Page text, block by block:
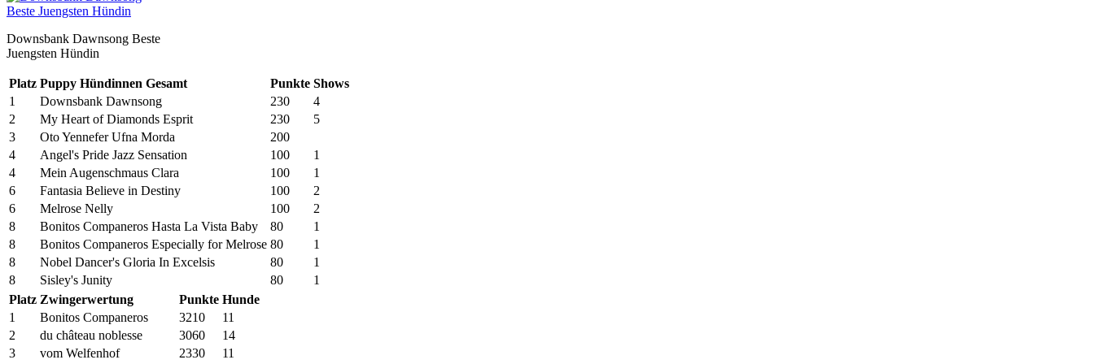
Downsbank Dawnsong Beste
Juengsten Hündin
Platz Puppy Hündinnen Gesamt Punkte Shows
1
Downsbank Dawnsong 230
4
2
My Heart of Diamonds Esprit 230
5
3
Oto Yennefer Ufna Morda
200
4
Angel's Pride Jazz Sensation 100
1
4
Mein Augenschmaus Clara 100
1
6
Fantasia Believe in Destiny 100
2
6
Melrose Nelly 100
2
8
Bonitos Companeros Hasta La Vista Baby 80
1
8
Bonitos Companeros Especially for Melrose 80
1
8
Nobel Dancer's Gloria In Excelsis 80
1
8
Sisley's Junity 80
1
Platz Zwingerwertung Punkte Hunde
1
Bonitos Companeros 3210
11
2
du château noblesse 3060
14
3
vom Welfenhof 2330
11